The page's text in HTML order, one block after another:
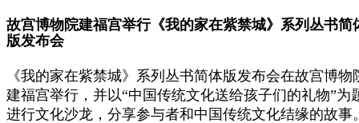
故宫博物院建福宫举行《我的家在紫禁城》系列丛书简
版发布会
《我的家在紫禁城》系列丛书简体版发布会在故宫博物
建福宫举行，并以“中国传统文化送给孩子们的礼物”为
进行文化沙龙，分享参与者和中国传统文化结缘的故事